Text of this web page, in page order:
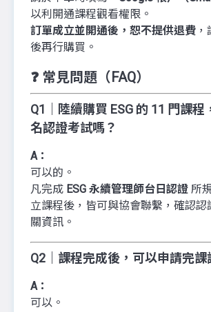
以利開通課程觀看權限。
訂單成立並開通後，恕不提供退費
後再行購買。
❓ 常見問題（FAQ）
Q1｜陸續購買 ESG 的 11 門課程
名認證考試嗎？
A：
可以的。
凡完成 ESG 永續管理師台日認證 所
立課程後，皆可與協會聯繫，確認認
關資訊。
Q2｜課程完成後，可以申請完課
A：
可以。